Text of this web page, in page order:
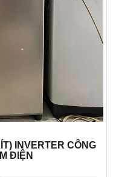
INVERTER CÔNG
ĐIỆN